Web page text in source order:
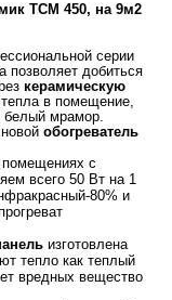
ТСМ 450, на 9м2
серии
позволяет добиться
керамическую
в помещение,
белый мрамор.
обогреватель
помещениях с
всего 50 Вт на 1
80% и
изготовлена
тепло как теплый
вредных вещество